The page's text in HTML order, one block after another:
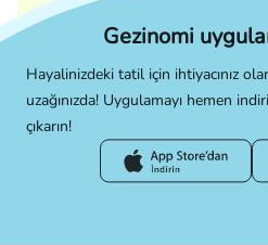
Gezinomi
Hayalinizdeki tatil için ihtiyacınız
uzağınızda! Uygulamayı hemen
çıkarın!